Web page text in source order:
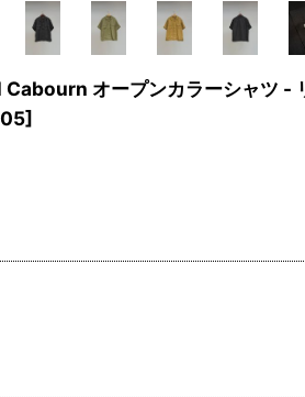
Cabourn オープンカラーシャ
]